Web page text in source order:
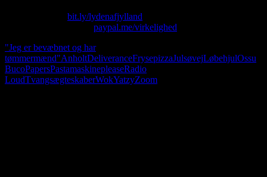
bit.ly/lydenafjylland
paypal.me/virkelighed
"Jeg er bevæbnet og har
tømmermænd"AnholtDeliveranceFrysepizzaJulsøvejLøbehjulOssu
BucoPapersPastamaskinepleaseRadio
LoudTvangsægteskaberWokYatzyZoom